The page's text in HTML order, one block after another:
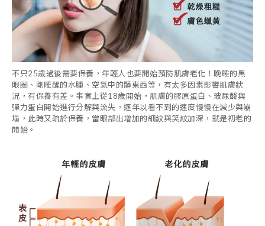
不只25歲過後需要保養，年輕人也要開始預防肌膚老化！晚睡的黑
眼圈、剛睡醒的水腫、空氣中的髒東西等，有太多因素影響肌膚狀
況，有保養有差。事實上從18歲開始，肌膚的膠原蛋白、玻尿酸與
彈力蛋白開始進行分解與流失，逐年以看不到的速度慢慢在減少與崩
塌，此時又疏於保養，當眼部出增加的細紋與笑紋加深，就是初老的
開始。